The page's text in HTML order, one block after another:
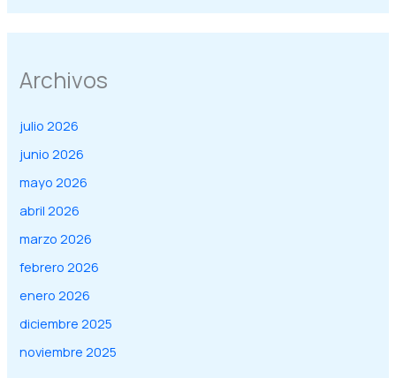
Archivos
julio 2026
junio 2026
mayo 2026
abril 2026
marzo 2026
febrero 2026
enero 2026
diciembre 2025
noviembre 2025